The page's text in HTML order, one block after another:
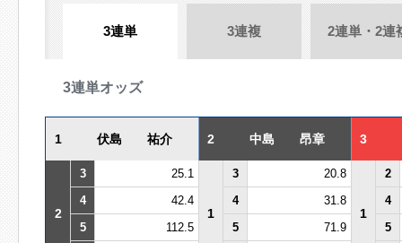
3連単 3連複 2連単・2連
3連単オッズ
1 伏島 祐介 2 中島 昂章 3
2
3 25.1
1
3 20.8
1
2
4
42.4 4 31.8
4
5
112.5 5 71.9
5